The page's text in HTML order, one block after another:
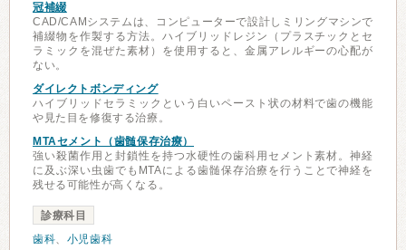
冠補綴
CAD/CAMシステムは、コンピューターで設計しミリングマシンで
補綴物を作製する方法。ハイブリッドレジン（プラスチックとセ
ラミックを混ぜた素材）を使用すると、金属アレルギーの心配が
ない。
ダイレクトボンディング
ハイブリッドセラミックという白いペースト状の材料で歯の機能
や見た目を修復する治療。
MTAセメント（歯髄保存治療）
強い殺菌作用と封鎖性を持つ水硬性の歯科用セメント素材。神経
に及ぶ深い虫歯でもMTAによる歯髄保存治療を行うことで神経を
残せる可能性が高くなる。
診療科目
歯科、 小児歯科